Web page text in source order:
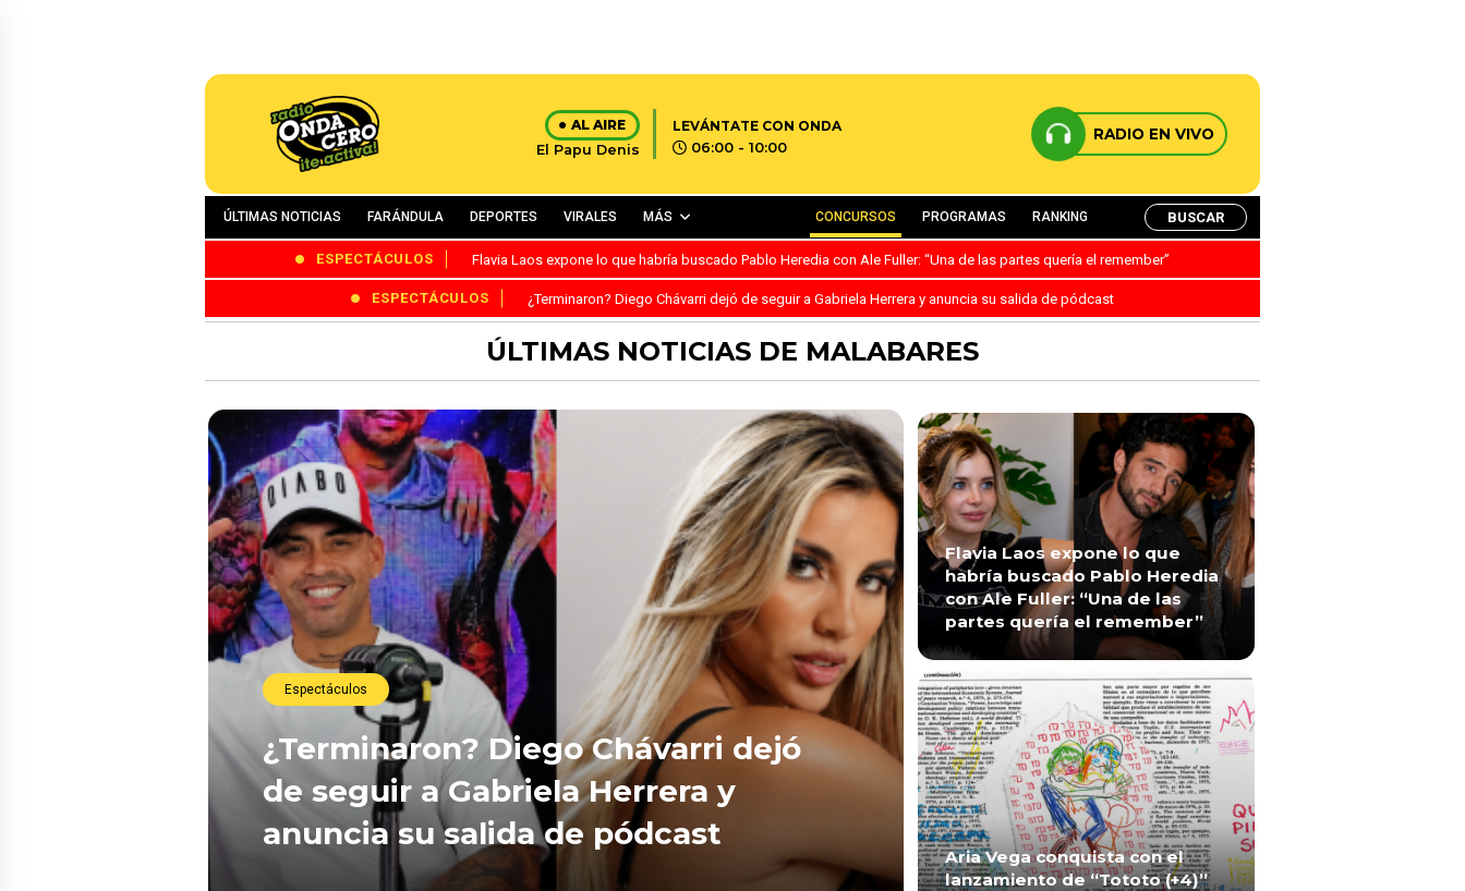
AL AIRE
El Papu Denis
LEVÁNTATE CON ONDA
06:00 - 10:00
RADIO EN VIVO
ÚLTIMAS NOTICIAS FARÁNDULA DEPORTES VIRALES MÁS CONCURSOS PROGRAMAS RANKING BUSCAR
ESPECTÁCULOS Flavia Laos expone lo que habría buscado Pablo Heredia con Ale Fuller: “Una de las partes quería el remember”
ESPECTÁCULOS ¿Terminaron? Diego Chávarri dejó de seguir a Gabriela Herrera y anuncia su salida de pódcast
ÚLTIMAS NOTICIAS DE MALABARES
Espectáculos
¿Terminaron? Diego Chávarri dejó
de seguir a Gabriela Herrera y
anuncia su salida de pódcast
Flavia Laos expone lo que
habría buscado Pablo Heredia
con Ale Fuller: “Una de las
partes quería el remember”
Aria Vega conquista con el
lanzamiento de “Tototo (+4)”